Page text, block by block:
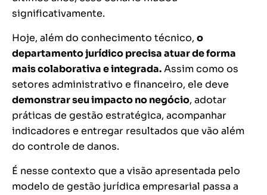
significativamente.
Hoje, além do conhecimento técnico, o
departamento jurídico precisa atuar de forma
mais colaborativa e integrada.Assim como os
setores administrativo e financeiro, ele deve
demonstrar seu impacto no negócio, adotar
práticas de gestão estratégica, acompanhar
indicadores e entregar resultados que vão além
do controle de danos.
É nesse contexto que a visão apresentada pelo
modelo de gestão jurídica empresarial passa a